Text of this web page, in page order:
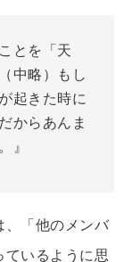
とを「天
中略）もし
起きた時に
からあんま
』
、「他のメンバ
ているように思